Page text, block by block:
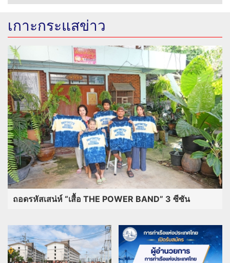
เกาะกระแสข่าว
ถอดรหัสเสน่ห์ “เสื้อ THE POWER BAND” 3 ซีซัน